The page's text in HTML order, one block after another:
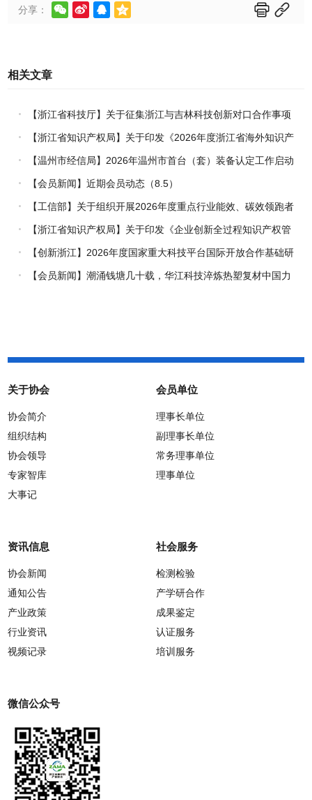
分享：      
相关文章
【浙江省科技厅】关于征集浙江与吉林科技创新对口合作事项
的通知【浙江省知识产权局】关于印发《2026年度浙江省海外知识产
权风险统一基础性保障保险实施方案》的通知
【温州市经信局】2026年温州市首台（套）装备认定工作启动
【会员新闻】近期会员动态（8.5）
【工信部】关于组织开展2026年度重点行业能效、碳效领跑者
企业推荐工作的通知
【浙江省知识产权局】关于印发《企业创新全过程知识产权管
理指引》的通知
【创新浙江】2026年度国家重大科技平台国际开放合作基础研
究专项（试点）项目指南
【会员新闻】潮涌钱塘几十载，华江科技淬炼热塑复材中国力
关于协会
协会简介
组织结构
协会领导
专家智库
大事记
会员单位
理事长单位
副理事长单位
常务理事单位
理事单位
资讯信息
协会新闻
通知公告
产业政策
行业资讯
视频记录
社会服务
检测检验
产学研合作
成果鉴定
认证服务
培训服务
微信公众号